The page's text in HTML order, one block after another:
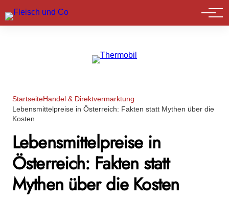
Marktführer
StartseiteHandel & Direktvermarktung
Lebensmittelpreise in Österreich: Fakten statt Mythen über die
Kosten
Lebensmittelpreise in
Österreich: Fakten statt
Mythen über die Kosten